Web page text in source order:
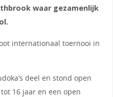
waar gezamenlijk
internationaal toernooi in
deel en stond open
16 jaar en een open